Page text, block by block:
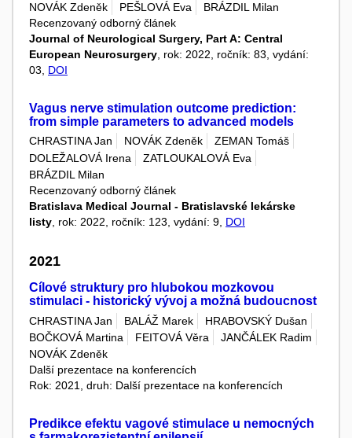
NOVÁK Zdeněk
PEŠLOVÁ Eva
BRÁZDIL Milan
Recenzovaný odborný článek
Journal of Neurological Surgery, Part A: Central
European Neurosurgery , rok: 2022, ročník: 83, vydání:
03, DOI
Vagus nerve stimulation outcome prediction:
from simple parameters to advanced models
CHRASTINA Jan NOVÁK Zdeněk
ZEMAN Tomáš
DOLEŽALOVÁ Irena
ZATLOUKALOVÁ Eva
BRÁZDIL Milan
Recenzovaný odborný článek
Bratislava Medical Journal - Bratislavské lekárske
listy , rok: 2022, ročník: 123, vydání: 9, DOI
2021
Cílové struktury pro hlubokou mozkovou
stimulaci - historický vývoj a možná budoucnost
CHRASTINA Jan BALÁŽ Marek
HRABOVSKÝ Dušan
BOČKOVÁ Martina
FEITOVÁ Věra
JANČÁLEK Radim
NOVÁK Zdeněk
Další prezentace na konferencích
Rok: 2021, druh: Další prezentace na konferencích
Predikce efektu vagové stimulace u nemocných